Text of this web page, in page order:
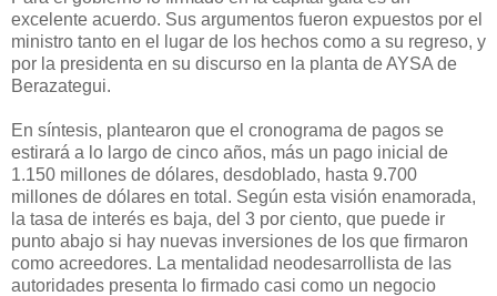
excelente acuerdo. Sus argumentos fueron expuestos por el
ministro tanto en el lugar de los hechos como a su regreso, y
por la presidenta en su discurso en la planta de AYSA de
Berazategui.
En síntesis, plantearon que el cronograma de pagos se
estirará a lo largo de cinco años, más un pago inicial de
1.150 millones de dólares, desdoblado, hasta 9.700
millones de dólares en total. Según esta visión enamorada,
la tasa de interés es baja, del 3 por ciento, que puede ir
punto abajo si hay nuevas inversiones de los que firmaron
como acreedores. La mentalidad neodesarrollista de las
autoridades presenta lo firmado casi como un negocio